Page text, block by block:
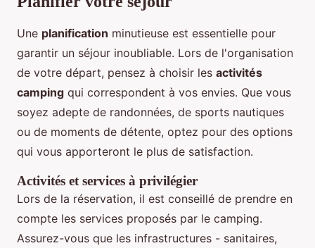
Une planification minutieuse est essentielle pour
garantir un séjour inoubliable. Lors de l'organisation
de votre départ, pensez à choisir les activités
camping qui correspondent à vos envies. Que vous
soyez adepte de randonnées, de sports nautiques
ou de moments de détente, optez pour des options
qui vous apporteront le plus de satisfaction.
Activités et services à privilégier
Lors de la réservation, il est conseillé de prendre en
compte les services proposés par le camping.
Assurez-vous que les infrastructures - sanitaires,